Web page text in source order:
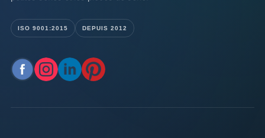
ISO 9001:2015 DEPUIS 2012